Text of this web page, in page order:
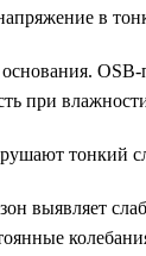
в
основания.
при
тонкий
выявляет